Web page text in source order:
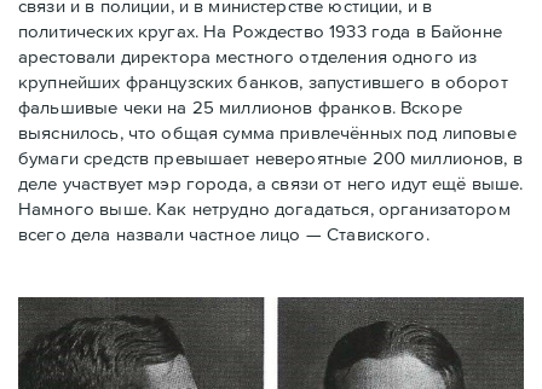
связи и в полиции, и в министерстве юстиции, и в
политических кругах. На Рождество 1933 года в Байoнне
арестовали директора местного отделения одного из
крупнейших французских банков, запустившего в оборот
фальшивые чеки на 25 миллионов франков. Вскоре
выяснилось, что общая сумма привлечённых под липовые
бумаги средств превышает невероятные 200 миллионов, в
деле участвует мэр города, a связи от него идут ещё выше.
Намного выше. Как нетрудно догадаться, организатором
всего дела назвали частное лицо — Ставиского.